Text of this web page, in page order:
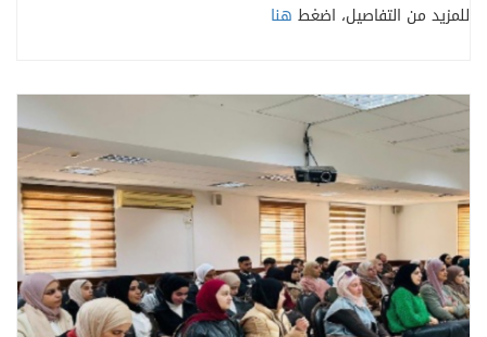
للمزيد من التفاصيل، اضغط هنا